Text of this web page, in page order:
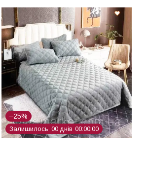
–25%
Залишилось 00 днів 00 00 00